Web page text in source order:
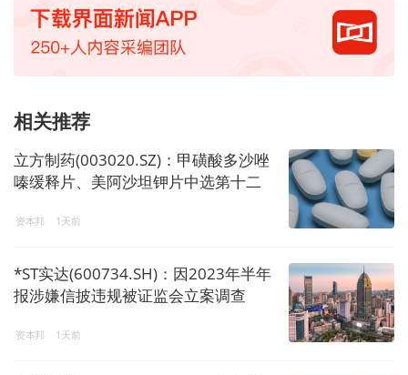
相关推荐
立方制药(003020.SZ)：甲磺酸多沙唑
嗪缓释片、美阿沙坦钾片中选第十二
资本邦 1天前
*ST实达(600734.SH)：因2023年半年
报涉嫌信披违规被证监会立案调查
资本邦 1天前